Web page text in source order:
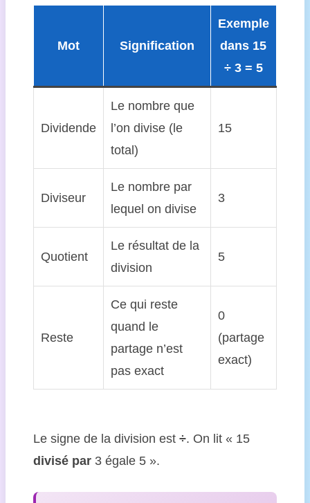
Mot Signification
Exemple
dans 15
÷ 3 = 5
Dividende
Le nombre que
l’on divise (le
total)
15
Diviseur
Le nombre par
lequel on divise
3
Quotient
Le résultat de la
division
5
Reste
Ce qui reste
quand le
partage n’est
pas exact
0
(partage
exact)
Le signe de la division est ÷. On lit « 15
divisé par3 égale 5 ».